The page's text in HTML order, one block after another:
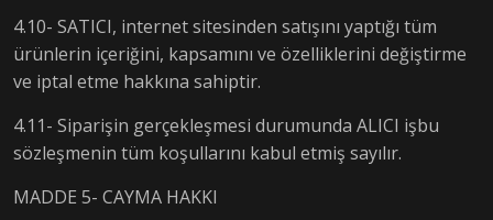
4.10- SATICI, internet sitesinden satışını yaptığı tüm
ürünlerin içeriğini, kapsamını ve özelliklerini değiştirme
ve iptal etme hakkına sahiptir.
4.11- Siparişin gerçekleşmesi durumunda ALICI işbu
sözleşmenin tüm koşullarını kabul etmiş sayılır.
MADDE 5- CAYMA HAKKI